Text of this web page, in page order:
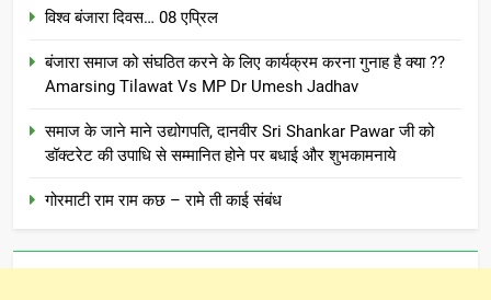
विश्व बंजारा दिवस… 08 एप्रिल
बंजारा समाज को संघठित करने के लिए कार्यक्रम करना गुनाह है क्या ??
Amarsing Tilawat Vs MP Dr Umesh Jadhav
समाज के जाने माने उद्योगपति, दानवीर Sri Shankar Pawar जी को
डॉक्टरेट की उपाधि से सम्मानित होने पर बधाई और शुभकामनाये
गोरमाटी राम राम कछ – रामे ती काई संबंध